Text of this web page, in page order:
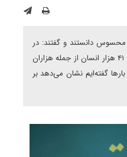
محسوس دانستند و گفتند: در
حالی‌که کشوری را به علت جنگ از حضور در رقابت‌ها محروم می‌کنند، رژیم صهیونیستی با وجودی که در طول حدود یک سال ۴۱ هزار انسان از جمله هزاران
گفته‌ایم نشان می‌دهد بر